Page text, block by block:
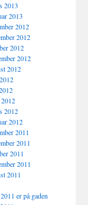
2013
2013
2012
2012
2012
2012
2012
2012
2012
2011
2011
2011
2011
2011
er på gaden